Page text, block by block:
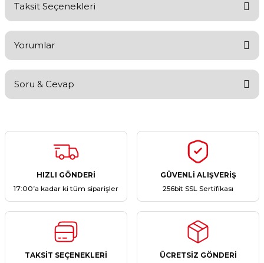
Taksit Seçenekleri
Yorumlar
Yorum Yaz
Soru & Cevap
Ürün hakkında henüz soru sorulmamış.
HIZLI GÖNDERİ
17:00’a kadar ki tüm siparişler
GÜVENLİ ALIŞVERİŞ
256bit SSL Sertifikası
TAKSİT SEÇENEKLERİ
ÜCRETSİZ GÖNDERİ